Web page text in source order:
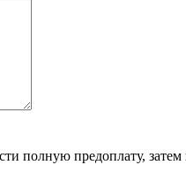
полную предоплату,